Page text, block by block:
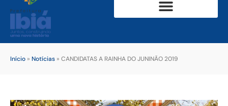
Início » Notícias » CANDIDATAS A RAINHA DO JUNINÃO 2019